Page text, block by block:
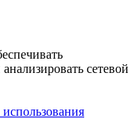
сетевой